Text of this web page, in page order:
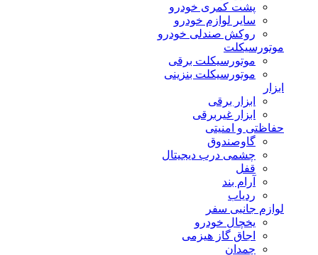
پشت کمری خودرو
سایر لوازم خودرو
روکش صندلی خودرو
موتورسیکلت
موتورسیکلت برقی
موتورسیکلت بنزینی
ابزار
ابزار برقی
ابزار غیربرقی
حفاظتی و امنیتی
گاوصندوق
چشمی درب دیجیتال
قفل
آرام بند
ردیاب
لوازم جانبی سفر
یخچال خودرو
اجاق گاز هیزمی
چمدان